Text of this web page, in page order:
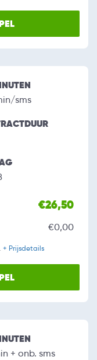
sms
€26,50
€0,00
+ Prijsdetails
+ onb. sms